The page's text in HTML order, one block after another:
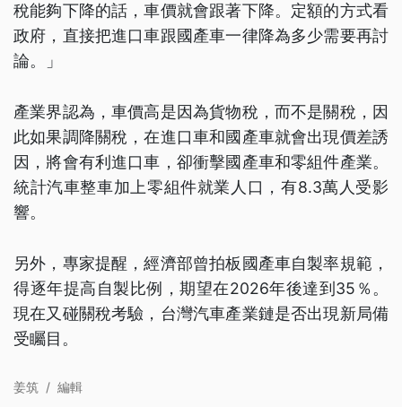
稅能夠下降的話，車價就會跟著下降。定額的方式看
政府，直接把進口車跟國產車一律降為多少需要再討
論。」
產業界認為，車價高是因為貨物稅，而不是關稅，因
此如果調降關稅，在進口車和國產車就會出現價差誘
因，將會有利進口車，卻衝擊國產車和零組件產業。
統計汽車整車加上零組件就業人口，有8.3萬人受影
響。
另外，專家提醒，經濟部曾拍板國產車自製率規範，
得逐年提高自製比例，期望在2026年後達到35％。
現在又碰關稅考驗，台灣汽車產業鏈是否出現新局備
受矚目。
姜筑 / 編輯